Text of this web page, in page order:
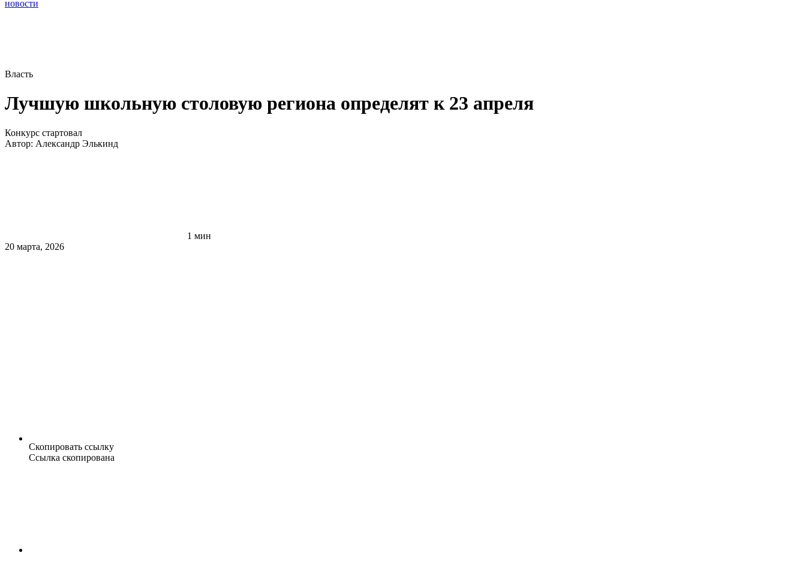
новости
Власть
Лучшую школьную столовую региона определят к 23 апреля
Конкурс стартовал
Автор: Александр Элькинд
1 мин
20 марта, 2026
Скопировать ссылку
Ссылка скопирована